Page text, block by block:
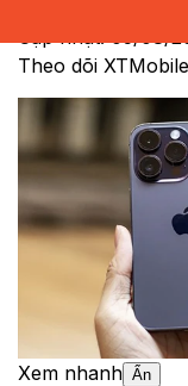
Cập nhật:05/08/
Theo dõi
Xem nhanh Ẩn